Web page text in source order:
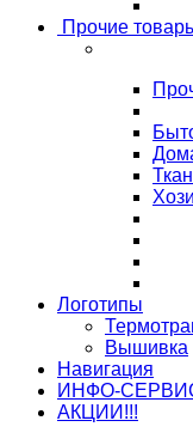
Прочие
Логотипы
Вышивка
Навигация
ИНФО-
АКЦИИ!!!